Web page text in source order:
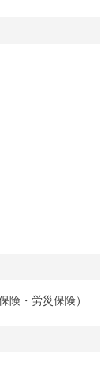
険・労災保険）